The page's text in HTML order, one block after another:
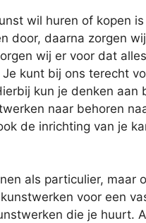
wil huren of kopen
door, daarna zorgen
wij er voor dat
Je kunt bij ons terecht
kun je denken
naar behoren
de inrichting van je
als particulier, maar
voor een
die je huurt.